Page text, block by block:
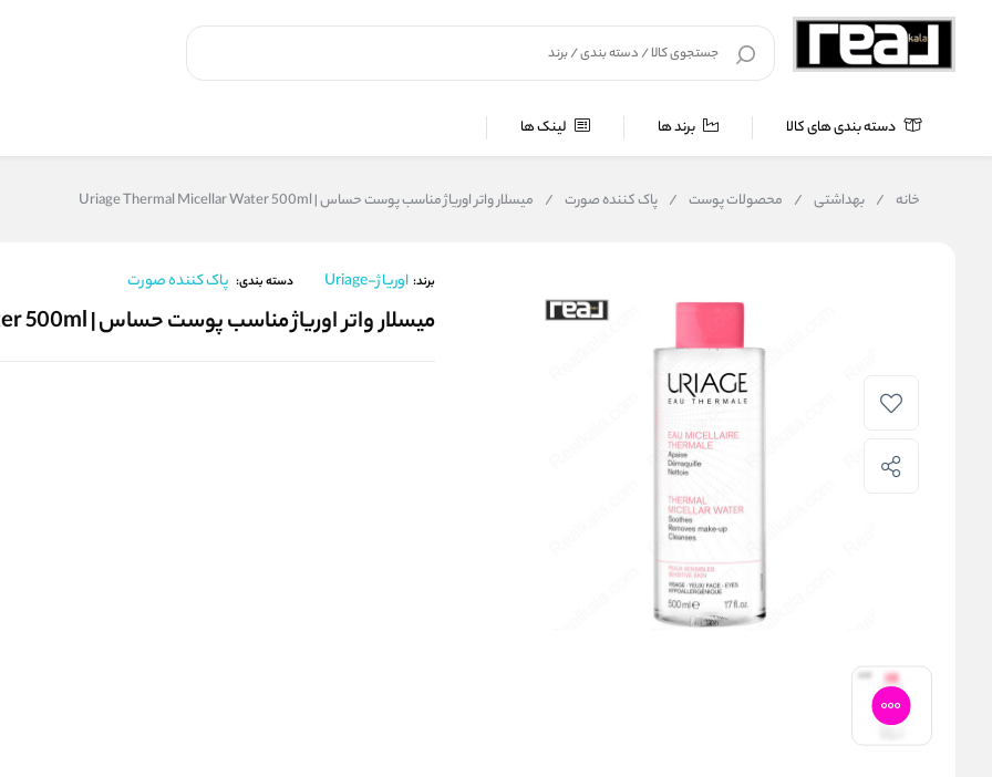
دسته بندی های کالا برند ها لینک ها
خانه / بهداشتی / محصولات پوست / پاک کننده صورت / میسلار واتر اوریاژ مناسب پوست حساس | Uriage Thermal Micellar Water 500ml
برند: اوریاژ-Uriage دسته بندی: پاک کننده صورت
میسلار واتر اوریاژ مناسب پوست حساس | Uriage Thermal Micellar Water 500ml